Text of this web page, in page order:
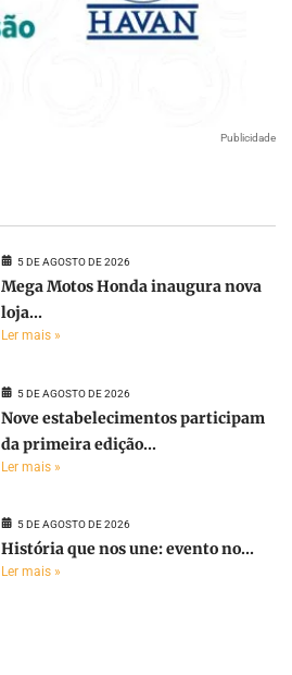
Publicidade
5 DE AGOSTO DE 2026
Mega Motos Honda inaugura nova
loja...
Ler mais »
5 DE AGOSTO DE 2026
Nove estabelecimentos participam
da primeira edição...
Ler mais »
5 DE AGOSTO DE 2026
História que nos une: evento no...
Ler mais »